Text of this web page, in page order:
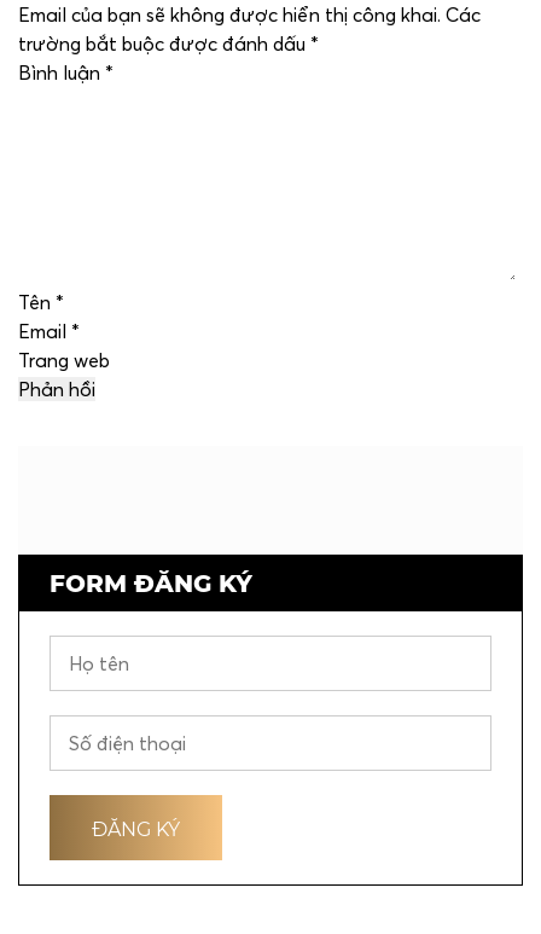
Email của bạn sẽ không được hiển thị công khai. Các
trường bắt buộc được đánh dấu *
Bình luận *
Tên *
Email *
Trang web
FORM ĐĂNG KÝ